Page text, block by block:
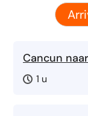
Cancun
1 u